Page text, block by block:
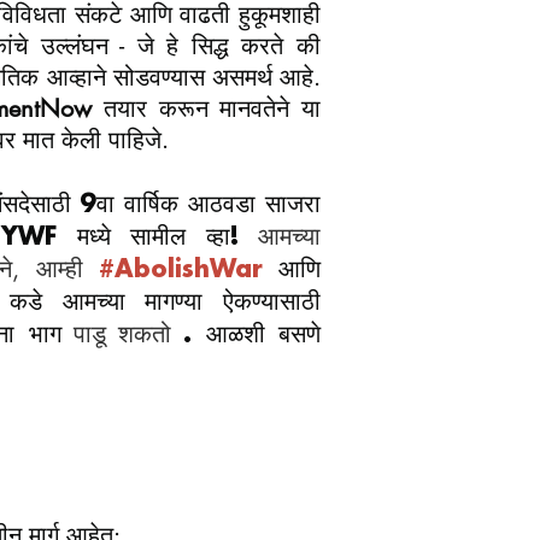
संकटे आणि वाढती हुकूमशाही
उल्लंघन - जे हे सिद्ध करते की
आव्हाने सोडवण्यास असमर्थ आहे.
तयार करून मानवतेने या
मात केली पाहिजे.
9वा वार्षिक आठवडा साजरा
मध्ये सामील व्हा!
आमच्या
आम्ही
#AbolishWar
आणि
कडे आमच्या मागण्या ऐकण्यासाठी
भागपाडू शकतो . आळशी बसणे